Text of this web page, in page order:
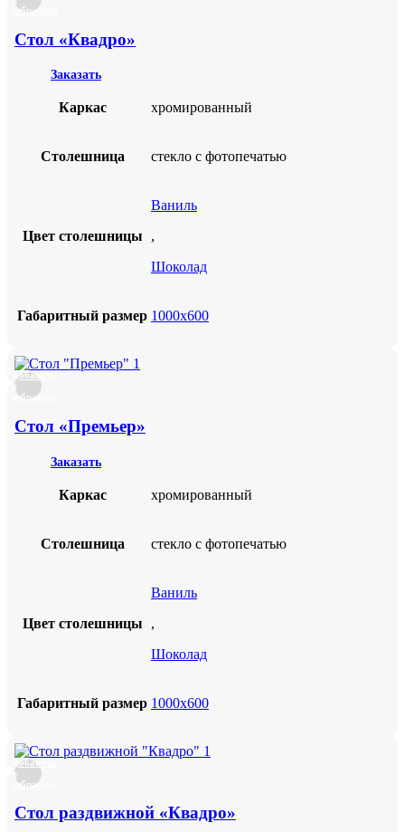
избранное
Стол «Квадро»
Заказать
Каркас хромированный
Столешница стекло с фотопечатью
Цвет столешницы
Ваниль
,
Шоколад
Габаритный размер 1000х600
Добавить
в
избранное
Стол «Премьер»
Заказать
Каркас хромированный
Столешница стекло с фотопечатью
Цвет столешницы
Ваниль
,
Шоколад
Габаритный размер 1000х600
Добавить
в
избранное
Стол раздвижной «Квадро»